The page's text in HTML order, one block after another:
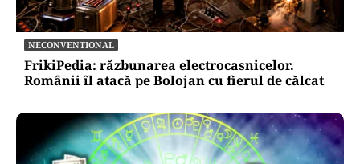
NECONVENTIONAL
FrikiPedia: răzbunarea electrocasnicelor.
Românii îl atacă pe Bolojan cu fierul de călcat